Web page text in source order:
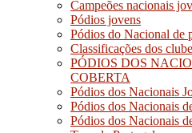
Campeões nacionais
Pódios jovens
Pódios do Nacional de
Classificações dos
PÓDIOS DOS
COBERTA
Pódios dos Nacionais
Pódios dos Nacionais
Pódios dos Nacionais